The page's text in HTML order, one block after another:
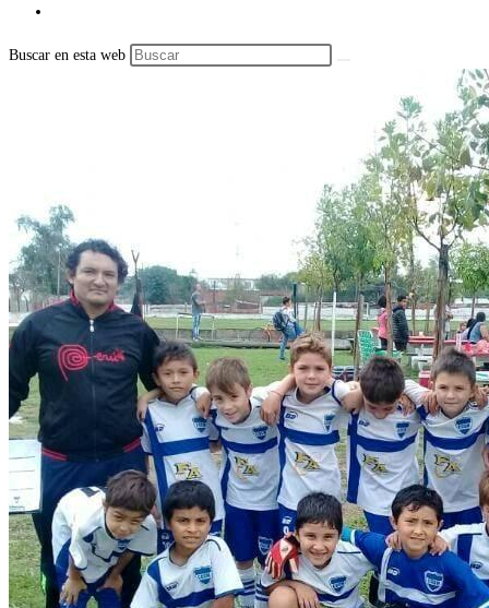
Buscar en esta web